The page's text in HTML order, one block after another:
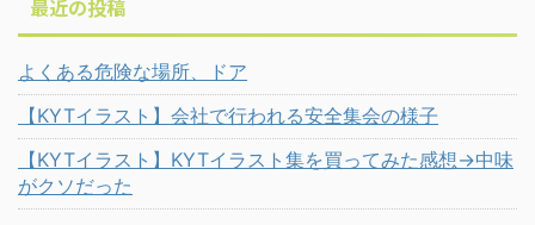
最近の投稿
よくある危険な場所、ドア
【KYTイラスト】会社で行われる安全集会の様子
【KYTイラスト】KYTイラスト集を買ってみた感想→中味
がクソだった